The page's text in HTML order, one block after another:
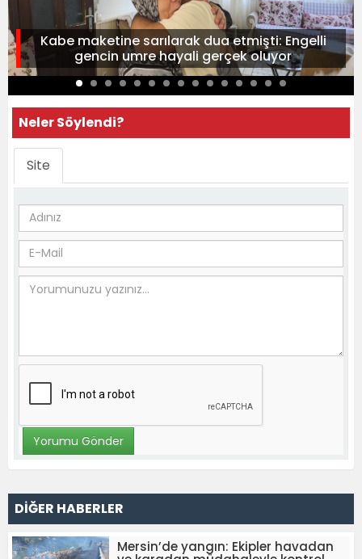
Kabe maketine sarılarak dua etmişti: Engelli
gencin umre hayali gerçek oluyor
Neler Söylendi?
Site
DİĞER HABERLER
Mersin’de yangın: Ekipler havadan